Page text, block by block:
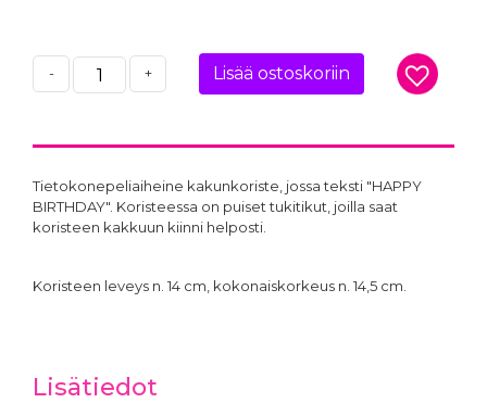
- + Lisää ostoskoriin
Tietokonepeliaiheine kakunkoriste, jossa teksti "HAPPY
BIRTHDAY". Koristeessa on puiset tukitikut, joilla saat
koristeen kakkuun kiinni helposti.
Koristeen leveys n. 14 cm, kokonaiskorkeus n. 14,5 cm.
Lisätiedot